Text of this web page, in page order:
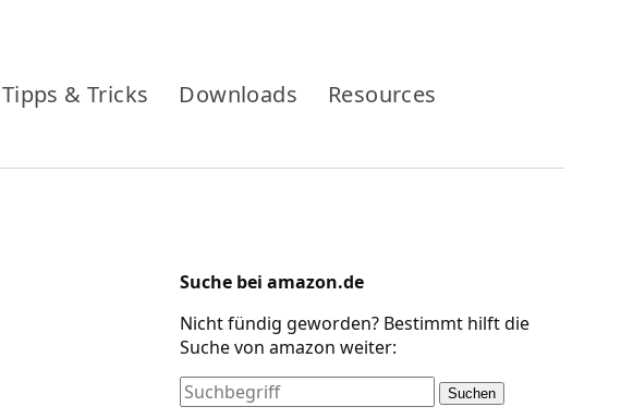
Tipps & Tricks Downloads Resources
Suche bei amazon.de
Nicht fündig geworden? Bestimmt hilft die
Suche von amazon weiter:
Suchen